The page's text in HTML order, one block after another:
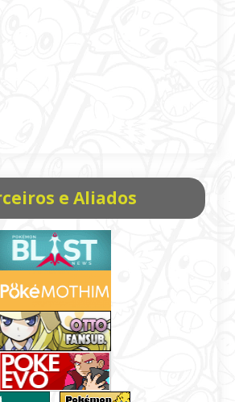
e Aliados